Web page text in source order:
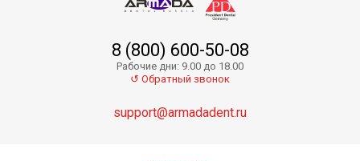
Zircon.X (98x12) - блоки из диоксида циркония
Скоро в продаже
8 (800) 600-50-08
Рабочие дни: 9.00 до 18.00
↺ Обратный звонок
support@armadadent.ru